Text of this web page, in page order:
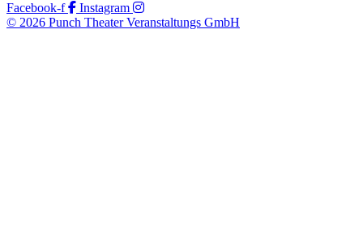
Facebook-f
Instagram
© 2026 Punch Theater Veranstaltungs GmbH